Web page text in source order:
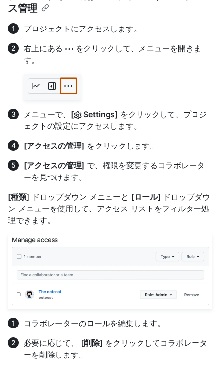
ス管理
プロジェクトにアクセスします。
右上にある
をクリックして、メニューを開きま
す。
メニューで、 [ Settings] をクリックして、プロジ
ェクトの設定にアクセスします。
[アクセスの管理] をクリックします。
[アクセスの管理] で、権限を変更するコラボレータ
ーを見つけます。
[種類] ドロップダウン メニューと [ロール] ドロップダウ
ン メニューを使用して、アクセス リストをフィルター処
理できます。
コラボレーターのロールを編集します。
必要に応じて、 [削除] をクリックしてコラボレータ
ーを削除します。